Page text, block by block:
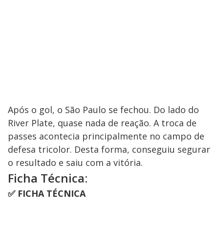
Após o gol, o São Paulo se fechou. Do lado do
River Plate, quase nada de reação. A troca de
passes acontecia principalmente no campo de
defesa tricolor. Desta forma, conseguiu segurar
o resultado e saiu com a vitória.
Ficha Técnica:
✅ FICHA TÉCNICA